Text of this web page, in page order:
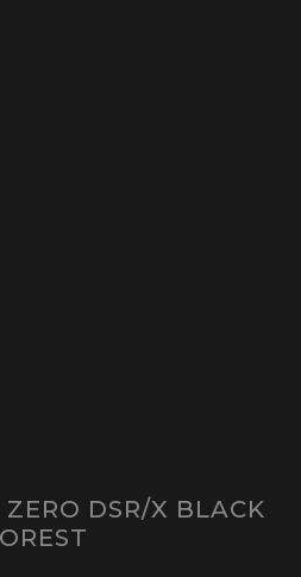
ZERO DSR/X BLACK